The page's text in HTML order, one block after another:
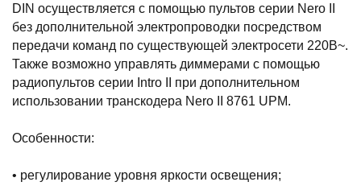
DIN осуществляется с помощью пультов серии Nero II
без дополнительной электропроводки посредством
передачи команд по существующей электросети 220В~.
Также возможно управлять диммерами с помощью
радиопультов серии Intro II при дополнительном
использовании транскодера Nero II 8761 UPM.
Особенности:
• регулирование уровня яркости освещения;